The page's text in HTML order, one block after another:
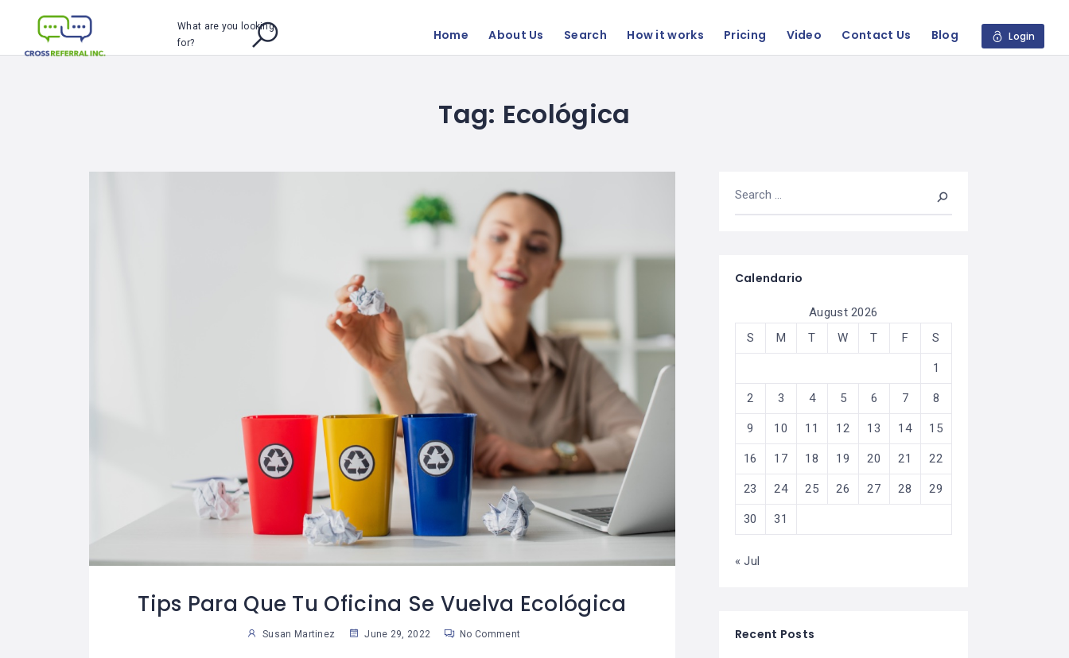
What are you looking
for?
Home About Us Search How it works Pricing Video Contact Us Blog Login
Tag: Ecológica
Tips Para Que Tu Oficina Se Vuelva Ecológica
Susan Martinez June 29, 2022 No Comment
Calendario
August 2026
S
M T W T F S
1
2 3 4 5 6 7 8
9 10 11 12 13 14 15
16 17 18 19 20 21 22
23 24 25 26 27 28 29
30 31
« Jul
Recent Posts